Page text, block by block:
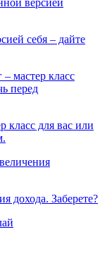
себя – дайте
класс для вас или
дохода. Заберете?